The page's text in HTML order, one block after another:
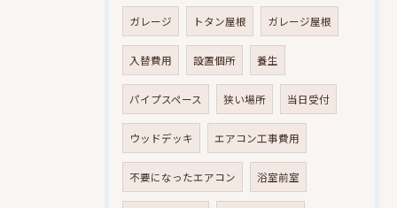
ガレージ トタン屋根 ガレージ屋根
入替費用 設置個所 養生
パイプスペース 狭い場所 当日受付
ウッドデッキ エアコン工事費用
不要になったエアコン 浴室前室